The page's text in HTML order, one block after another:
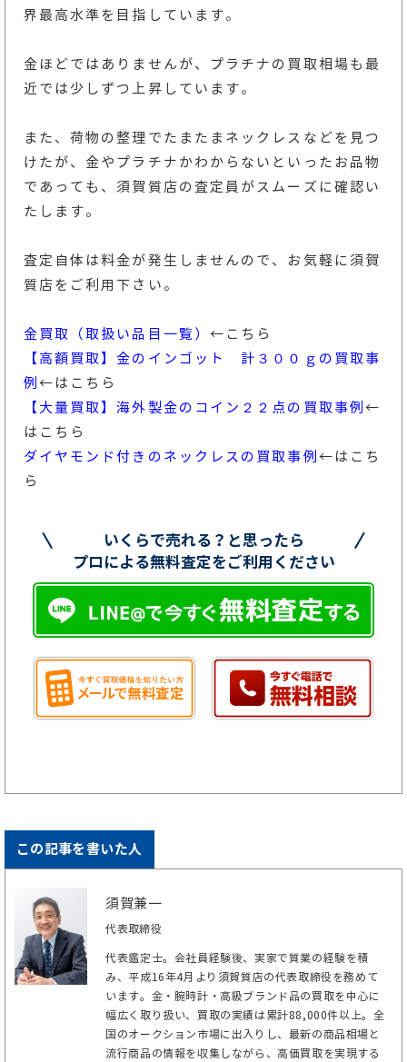
界最高水準を目指しています。
金ほどではありませんが、プラチナの買取相場も最
近では少しずつ上昇しています。
また、荷物の整理でたまたまネックレスなどを見つ
けたが、金やプラチナかわからないといったお品物
であっても、須賀質店の査定員がスムーズに確認い
たします。
査定自体は料金が発生しませんので、お気軽に須賀
質店をご利用下さい。
金買取（取扱い品目一覧） ←こちら
【高額買取】金のインゴット 計３００ｇの買取事
例 ←はこちら
【大量買取】海外製金のコイン２２点の買取事例 ←
はこちら
ダイヤモンド付きのネックレスの買取事例 ←はこち
ら
いくらで売れる？と思ったら
プロによる無料査定をご利用ください
この記事を書いた人
須賀兼一
代表取締役
代表鑑定士。会社員経験後、実家で質業の経験を積
み、平成16年4月より須賀質店の代表取締役を務めて
います。金・腕時計・高級ブランド品の買取を中心に
幅広く取り扱い、買取の実績は累計88,000件以上。全
国のオークション市場に出入りし、最新の商品相場と
流行商品の情報を収集しながら、高価買取を実現する